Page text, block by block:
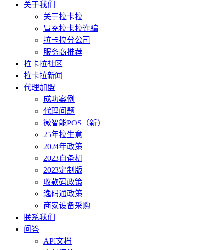
关于我们
关于拉卡拉
冒充拉卡拉诈骗
拉卡拉分公司
服务商推荐
拉卡拉社区
拉卡拉新闻
代理加盟
成功案例
代理问题
微智能POS（新）
25年拉生意
2024年政策
2023自备机
2023定制版
收款码政策
逸码通政策
商家设备采购
联系我们
问答
API文档